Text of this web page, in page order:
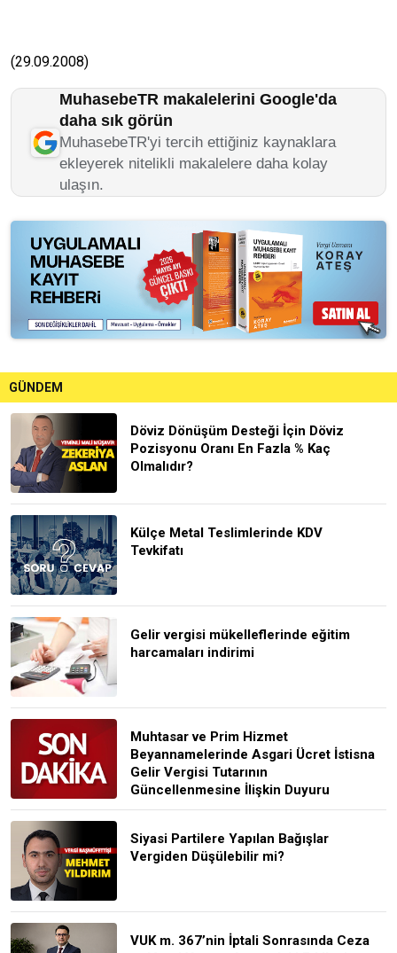
(29.09.2008)
MuhasebeTR makalelerini Google'da
daha sık görün
MuhasebeTR'yi tercih ettiğiniz kaynaklara
ekleyerek nitelikli makalelere daha kolay
ulaşın.
GÜNDEM
Döviz Dönüşüm Desteği İçin Döviz
Pozisyonu Oranı En Fazla % Kaç
Olmalıdır?
Külçe Metal Teslimlerinde KDV
Tevkifatı
Gelir vergisi mükelleflerinde eğitim
harcamaları indirimi
Muhtasar ve Prim Hizmet
Beyannamelerinde Asgari Ücret İstisna
Gelir Vergisi Tutarının
Güncellenmesine İlişkin Duyuru
Siyasi Partilere Yapılan Bağışlar
Vergiden Düşülebilir mi?
VUK m. 367’nin İptali Sonrasında Ceza